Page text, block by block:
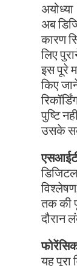
अब
कारण
लिए
इस पूरे
किए
पुष्टि
उसके
तक की
दौरान
यह पूरा